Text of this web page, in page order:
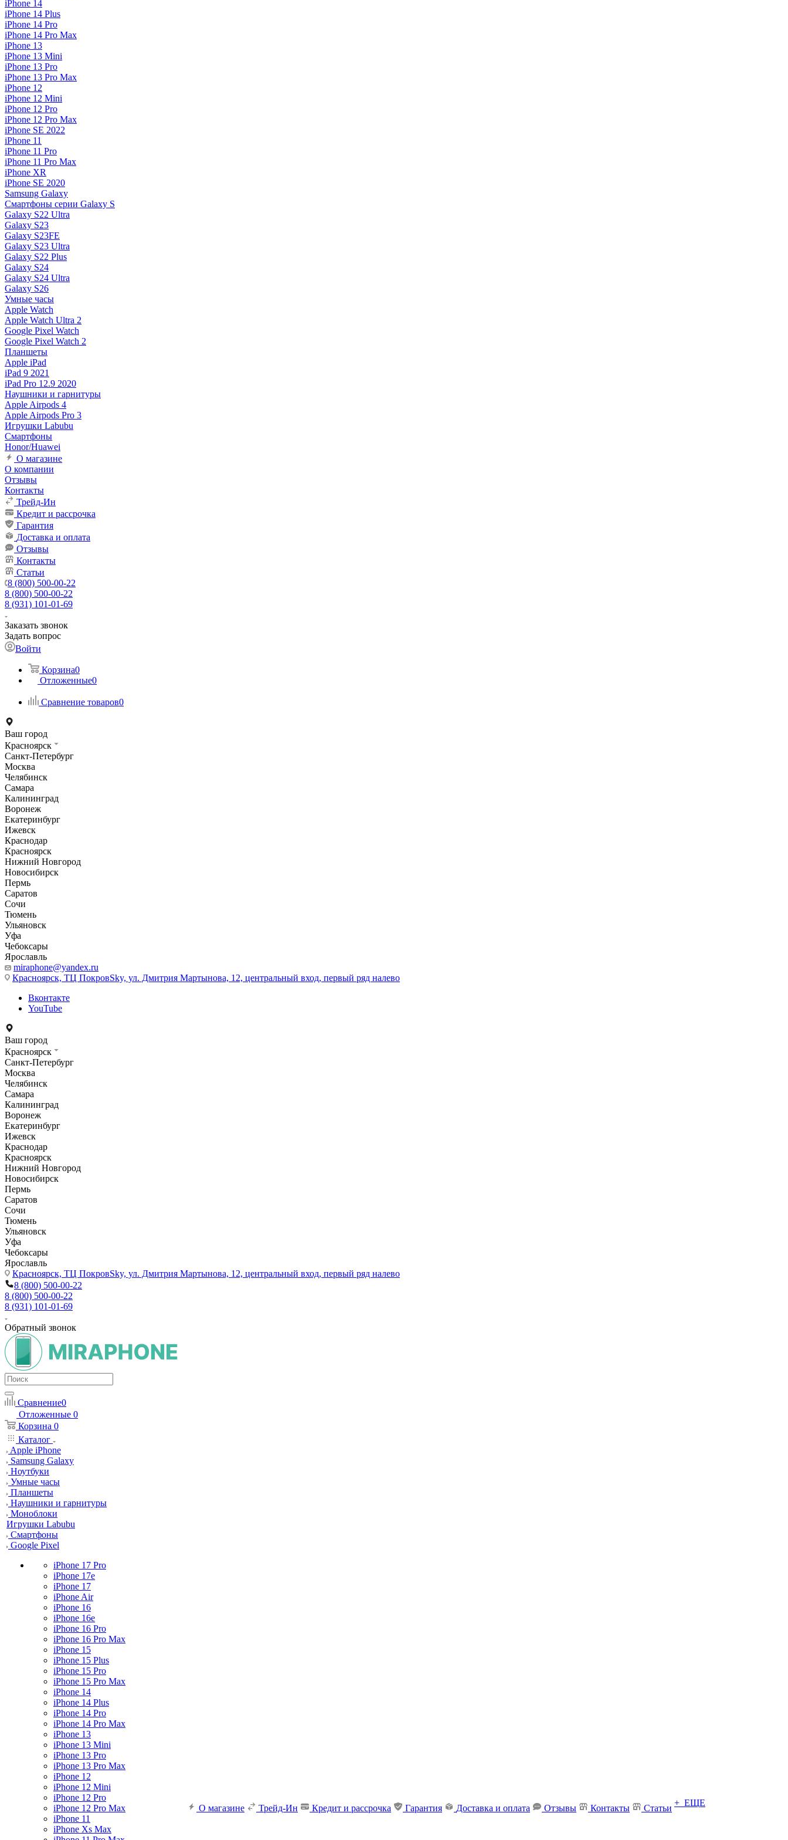
iPhone 14
iPhone 14 Plus
iPhone 14 Pro
iPhone 14 Pro Max
iPhone 13
iPhone 13 Mini
iPhone 13 Pro
iPhone 13 Pro Max
iPhone 12
iPhone 12 Mini
iPhone 12 Pro
iPhone 12 Pro Max
iPhone SE 2022
iPhone 11
iPhone 11 Pro
iPhone 11 Pro Max
iPhone XR
iPhone SE 2020
Samsung Galaxy
Смартфоны серии Galaxy S
Galaxy S22 Ultra
Galaxy S23
Galaxy S23FE
Galaxy S23 Ultra
Galaxy S22 Plus
Galaxy S24
Galaxy S24 Ultra
Galaxy S26
Умные часы
Apple Watch
Apple Watch Ultra 2
Google Pixel Watch
Google Pixel Watch 2
Планшеты
Apple iPad
iPad 9 2021
iPad Pro 12.9 2020
Наушники и гарнитуры
Apple Airpods 4
Apple Airpods Pro 3
Игрушки Labubu
Смартфоны
Honor/Huawei
О магазине
О компании
Отзывы
Контакты
Трейд-Ин
Кредит и рассрочка
Гарантия
Доставка и оплата
Отзывы
Контакты
Статьи
8 (800) 500-00-22
8 (800) 500-00-22
8 (931) 101-01-69
Заказать звонок
Задать вопрос
Войти
Корзина0
Отложенные0
Сравнение товаров0
Ваш город
Красноярск
Санкт-Петербург
Москва
Челябинск
Самара
Калининград
Воронеж
Екатеринбург
Ижевск
Краснодар
Красноярск
Нижний Новгород
Новосибирск
Пермь
Саратов
Сочи
Тюмень
Ульяновск
Уфа
Чебоксары
Ярославль
miraphone@yandex.ru
Красноярск, ТЦ ПокровSky, ул. Дмитрия Мартынова, 12, центральный вход, первый ряд налево
Вконтакте
YouTube
Ваш город
Красноярск
Санкт-Петербург
Москва
Челябинск
Самара
Калининград
Воронеж
Екатеринбург
Ижевск
Краснодар
Красноярск
Нижний Новгород
Новосибирск
Пермь
Саратов
Сочи
Тюмень
Ульяновск
Уфа
Чебоксары
Ярославль
Красноярск, ТЦ ПокровSky, ул. Дмитрия Мартынова, 12, центральный вход, первый ряд налево
8 (800) 500-00-22
8 (800) 500-00-22
8 (931) 101-01-69
Обратный звонок
Сравнение0
Отложенные 0
Корзина 0
Каталог
Apple iPhone
Samsung Galaxy
Ноутбуки
Умные часы
Планшеты
Наушники и гарнитуры
Моноблоки
Игрушки Labubu
Смартфоны
Google Pixel
iPhone 17 Pro
iPhone 17e
iPhone 17
iPhone Air
iPhone 16
iPhone 16e
iPhone 16 Pro
iPhone 16 Pro Max
iPhone 15
iPhone 15 Plus
iPhone 15 Pro
iPhone 15 Pro Max
iPhone 14
iPhone 14 Plus
iPhone 14 Pro
iPhone 14 Pro Max
iPhone 13
iPhone 13 Mini
iPhone 13 Pro
iPhone 13 Pro Max
iPhone 12
iPhone 12 Mini
iPhone 12 Pro
iPhone 12 Pro Max
iPhone 11
iPhone Xs Max
О магазине Трейд-Ин Кредит и рассрочка Гарантия Доставка и оплата Отзывы Контакты Статьи
+ ЕЩЕ